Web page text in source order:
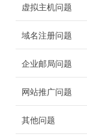
虚拟主机问题
域名注册问题
企业邮局问题
网站推广问题
其他问题